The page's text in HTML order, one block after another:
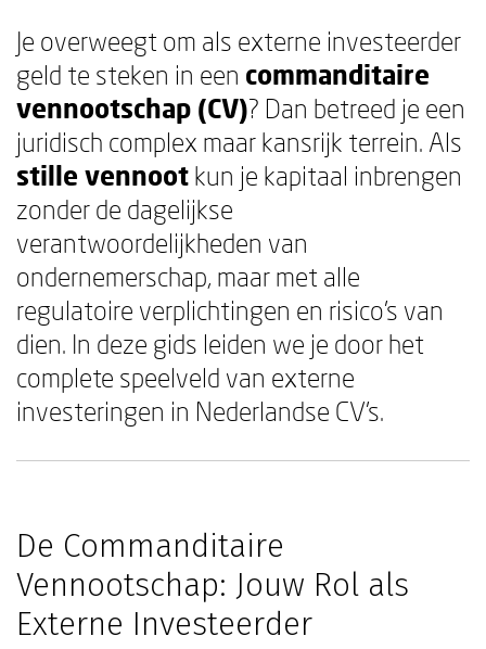
Je overweegt om als externe investeerder
geld te steken in een commanditaire
vennootschap (CV)? Dan betreed je een
juridisch complex maar kansrijk terrein. Als
stille vennoot kun je kapitaal inbrengen
zonder de dagelijkse
verantwoordelijkheden van
ondernemerschap, maar met alle
regulatoire verplichtingen en risico's van
dien. In deze gids leiden we je door het
complete speelveld van externe
investeringen in Nederlandse CV's.
De Commanditaire
Vennootschap: Jouw Rol als
Externe Investeerder